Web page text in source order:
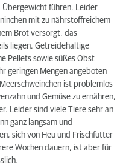
Übergewicht führen. Leider
mit zu nährstoffreichem
Brot versorgt, das
liegen. Getreidehaltige
Pellets sowie süßes Obst
geringen Mengen angeboten
ist problemlos
und Gemüse zu ernähren,
Leider sind viele Tiere sehr an
ganz langsam und
sich von Heu und Frischfutter
Wochen dauern, ist aber für